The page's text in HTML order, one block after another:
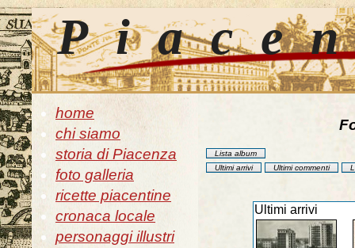
home
chi siamo
storia di Piacenza
foto galleria
ricette piacentine
cronaca locale
personaggi illustri
Lista album
Ultimi arrivi
Ultimi commenti
Ultimi arrivi